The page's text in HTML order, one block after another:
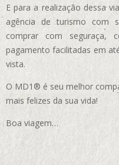
E para a realização dessa
agência de turismo com
comprar com seguraça,
pagamento facilitadas em
vista.
O MD1® é seu melhor
mais felizes da sua vida!
Boa viagem…